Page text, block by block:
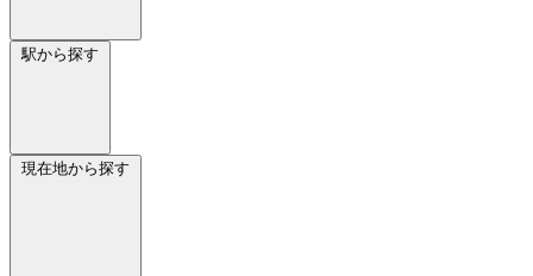
駅から探す
現在地から探す